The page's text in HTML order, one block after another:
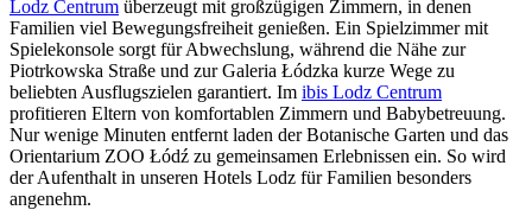
Lodz Centrum überzeugt mit großzügigen Zimmern, in denen
Familien viel Bewegungsfreiheit genießen. Ein Spielzimmer mit
Spielekonsole sorgt für Abwechslung, während die Nähe zur
Piotrkowska Straße und zur Galeria Łódzka kurze Wege zu
beliebten Ausflugszielen garantiert. Im ibis Lodz Centrum
profitieren Eltern von komfortablen Zimmern und Babybetreuung.
Nur wenige Minuten entfernt laden der Botanische Garten und das
Orientarium ZOO Łódź zu gemeinsamen Erlebnissen ein. So wird
der Aufenthalt in unseren Hotels Lodz für Familien besonders
angenehm.